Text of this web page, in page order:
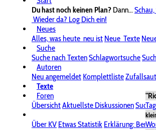
Du hast noch keinen Plan? Dann...
Wieder da? Log Dich ein!
Neues
Alles, was heute neu ist Neue Texte
Suche
Suche nach TextenSchlagwortsuche
Autoren
Neu angemeldet Komplettliste
Texte
Foren
ÜbersichtAktuellste Diskussionen
Über KV Etwas Statistik Erklärung: